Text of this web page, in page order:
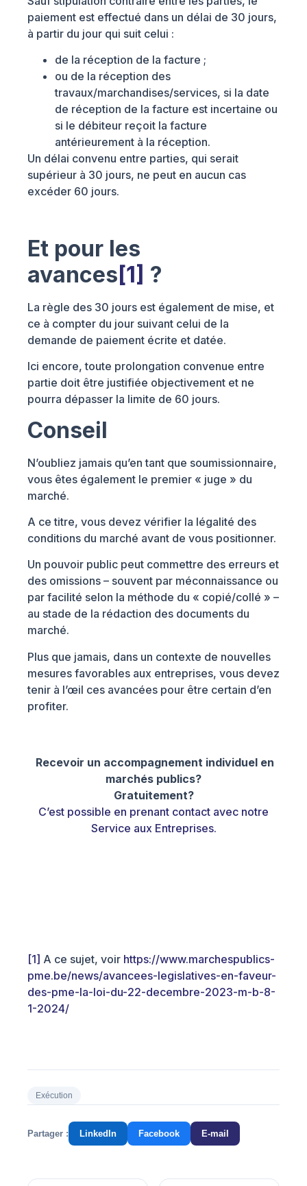
paiement est effectué dans un délai de 30 jours,
à partir du jour qui suit celui :
de la réception de la facture ;
ou de la réception des
travaux/marchandises/services, si la date
de réception de la facture est incertaine ou
si le débiteur reçoit la facture
antérieurement à la réception.
Un délai convenu entre parties, qui serait
supérieur à 30 jours, ne peut en aucun cas
excéder 60 jours.
Et pour les
avances[1] ?
La règle des 30 jours est également de mise, et
ce à compter du jour suivant celui de la
demande de paiement écrite et datée.
Ici encore, toute prolongation convenue entre
partie doit être justifiée objectivement et ne
pourra dépasser la limite de 60 jours.
Conseil
N’oubliez jamais qu’en tant que soumissionnaire,
vous êtes également le premier « juge » du
marché.
A ce titre, vous devez vérifier la légalité des
conditions du marché avant de vous positionner.
Un pouvoir public peut commettre des erreurs et
des omissions – souvent par méconnaissance ou
par facilité selon la méthode du « copié/collé » –
au stade de la rédaction des documents du
marché.
Plus que jamais, dans un contexte de nouvelles
mesures favorables aux entreprises, vous devez
tenir à l’œil ces avancées pour être certain d’en
profiter.
Recevoir un accompagnement individuel en
marchés publics?
Gratuitement?
C’est possible en prenant contact avec notre
Service aux Entreprises.
[1] A ce sujet, voir https://www.marchespublics-
pme.be/news/avancees-legislatives-en-faveur-
des-pme-la-loi-du-22-decembre-2023-m-b-8-
1-2024/
Exécution
Partager : LinkedIn Facebook E-mail